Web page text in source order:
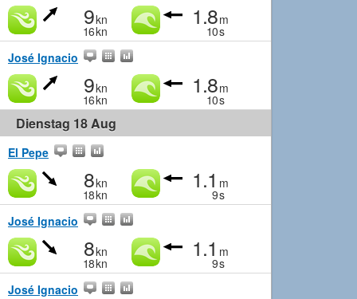
9kn
16kn
1.8m
10s
José Ignacio
9kn
16kn
1.8m
10s
Dienstag 18 Aug
El Pepe
8kn
18kn
1.1 m
9s
José Ignacio
8kn
18kn
1.1 m
9s
José Ignacio